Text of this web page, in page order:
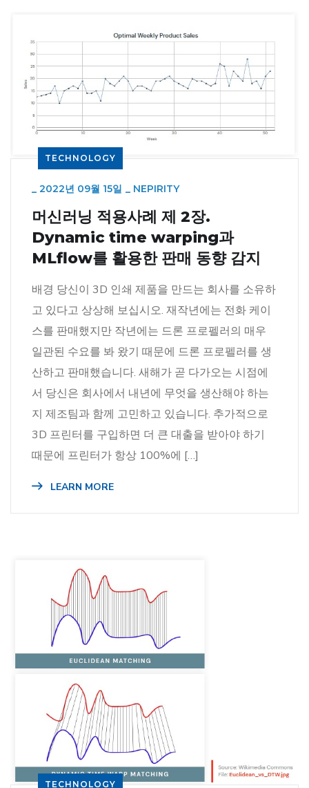
TECHNOLOGY
2022년 09월 15일 NEPIRITY
머신러닝 적용사례 제 2장.
Dynamic time warping과
MLflow를 활용한 판매 동향 감지
배경 당신이 3D 인쇄 제품을 만드는 회사를 소유하
고 있다고 상상해 보십시오. 재작년에는 전화 케이
스를 판매했지만 작년에는 드론 프로펠러의 매우
일관된 수요를 봐 왔기 때문에 드론 프로펠러를 생
산하고 판매했습니다. 새해가 곧 다가오는 시점에
서 당신은 회사에서 내년에 무엇을 생산해야 하는
지 제조팀과 함께 고민하고 있습니다. 추가적으로
3D 프린터를 구입하면 더 큰 대출을 받아야 하기
때문에 프린터가 항상 100%에 […]
LEARN MORE
TECHNOLOGY